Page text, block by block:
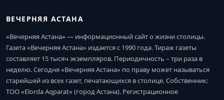
ВЕЧЕРНЯЯ АСТАНА
«Вечерняя Астана» — информационный сайт о жизни столицы.
Газета «Вечерняя Астана» издается с 1990 года. Тираж газеты
составляет 15 тысяч экземпляров. Периодичность – три раза в
неделю. Сегодня «Вечерняя Астана» по праву может называться
старейшей из всех газет, печатающихся в столице. Собственник:
ТОО «Elorda Aqparat» (город Астана). Регистрационное